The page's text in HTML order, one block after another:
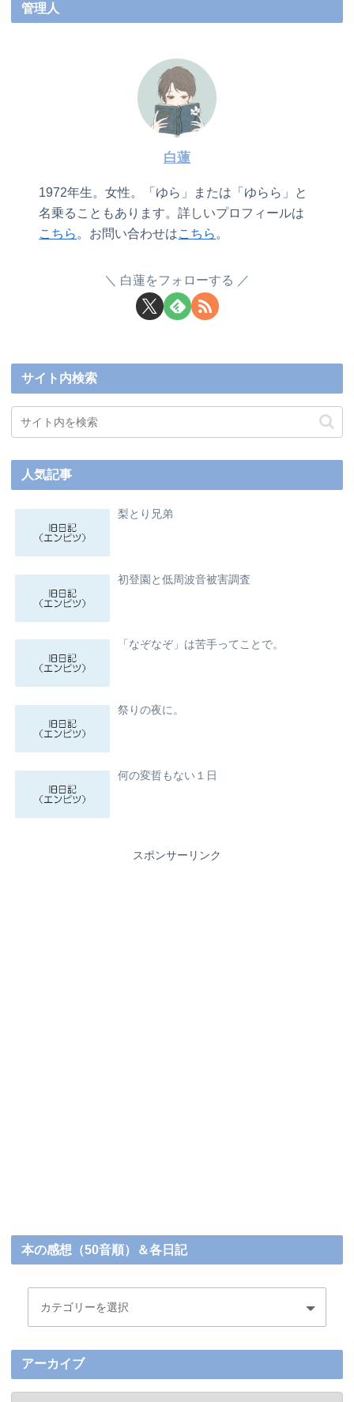
管理人
白蓮
1972年生。女性。「ゆら」または「ゆらら」と
名乗ることもあります。詳しいプロフィールは
こちら。お問い合わせはこちら。
白蓮をフォローする
サイト内検索
人気記事
梨とり兄弟
初登園と低周波音被害調査
「なぞなぞ」は苦手ってことで。
祭りの夜に。
何の変哲もない１日
スポンサーリンク
本の感想（50音順）＆各日記
アーカイブ